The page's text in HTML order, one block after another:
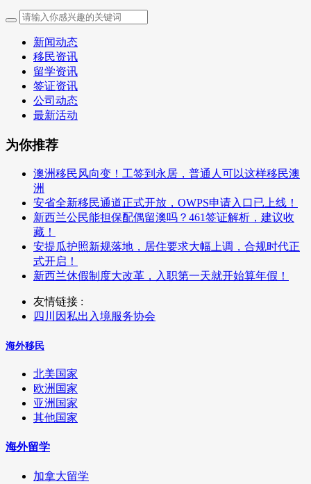
新闻动态
移民资讯
留学资讯
签证资讯
公司动态
最新活动
为你推荐
澳洲移民风向变！工签到永居，普通人可以这样移民澳
洲
安省全新移民通道正式开放，OWPS申请入口已上线！
新西兰公民能担保配偶留澳吗？461签证解析，建议收
藏！
安提瓜护照新规落地，居住要求大幅上调，合规时代正
式开启！
新西兰休假制度大改革，入职第一天就开始算年假！
友情链接 :
四川因私出入境服务协会
海外移民
北美国家
欧洲国家
亚洲国家
其他国家
海外留学
加拿大留学